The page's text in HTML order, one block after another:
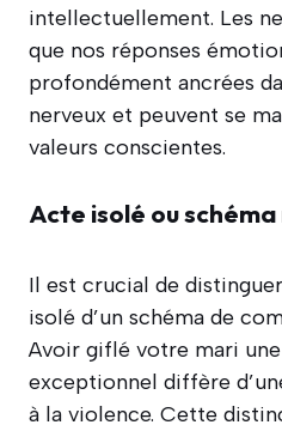
intellectuellement. Les
que nos réponses
profondément ancrées
nerveux et peuvent se
valeurs conscientes.
Acte isolé ou
Il est crucial de
isolé d’un schéma de
Avoir giflé votre mari
exceptionnel diffère
à la violence. Cette